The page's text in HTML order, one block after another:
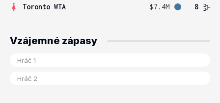
Toronto WTA
$7.4M 8
Vzájemné zápasy